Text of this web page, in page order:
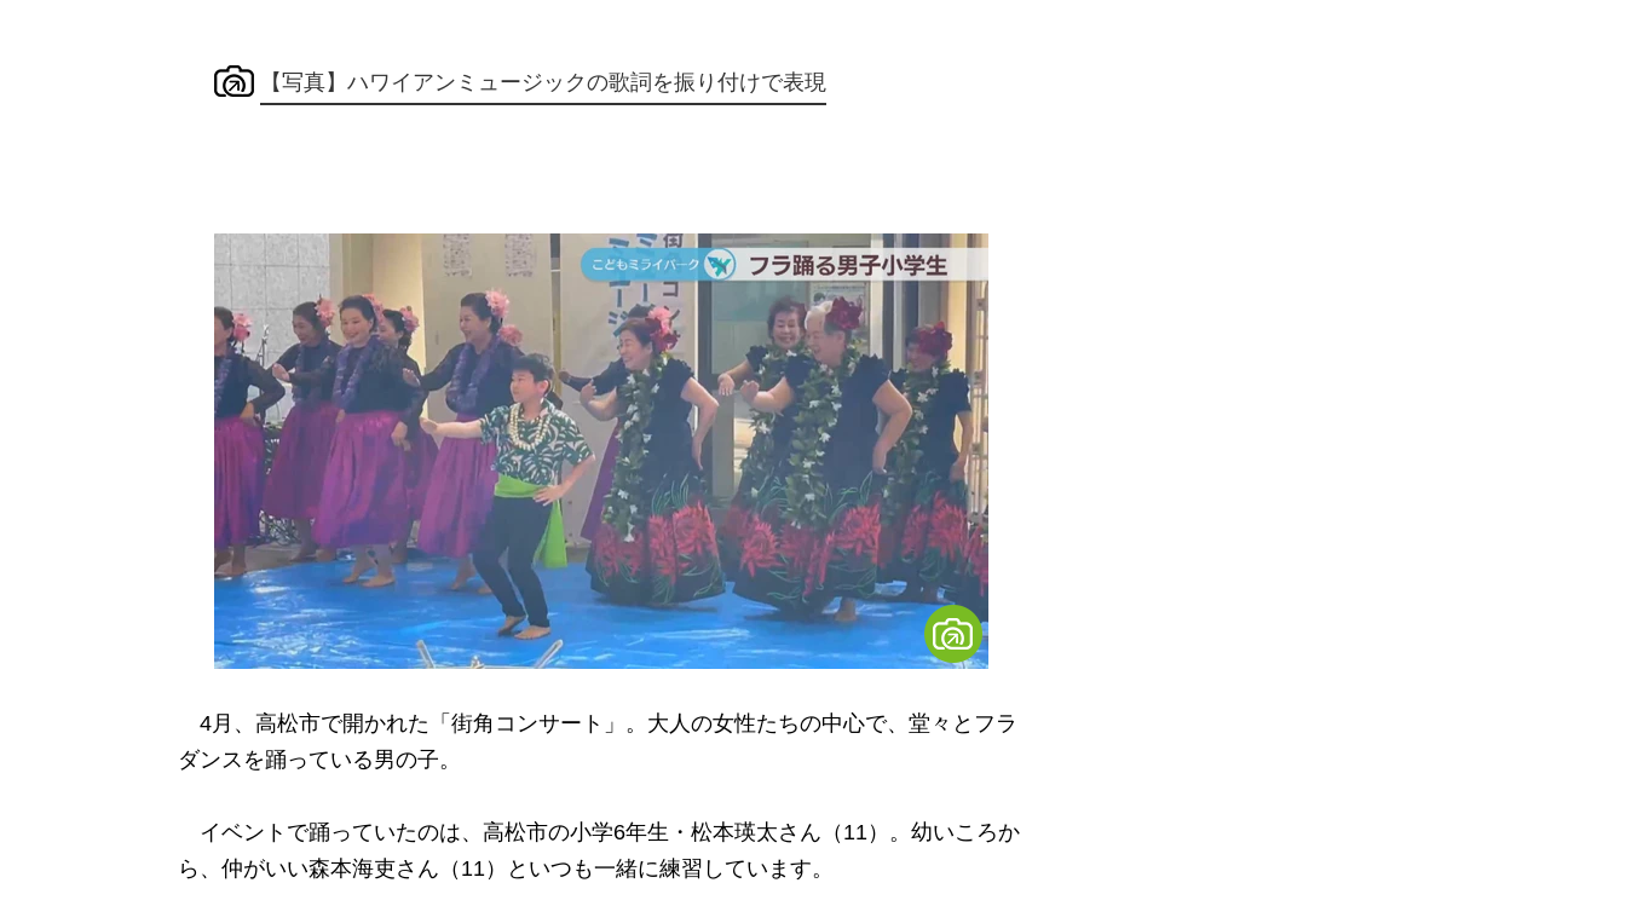
【写真】ハワイアンミュージックの歌詞を振り付けで表現
4月、高松市で開かれた「街角コンサート」。大人の女性たちの中心で、堂々とフラ
ダンスを踊っている男の子。
イベントで踊っていたのは、高松市の小学6年生・松本瑛太さん（11）。幼いころか
ら、仲がいい森本海吏さん（11）といつも一緒に練習しています。